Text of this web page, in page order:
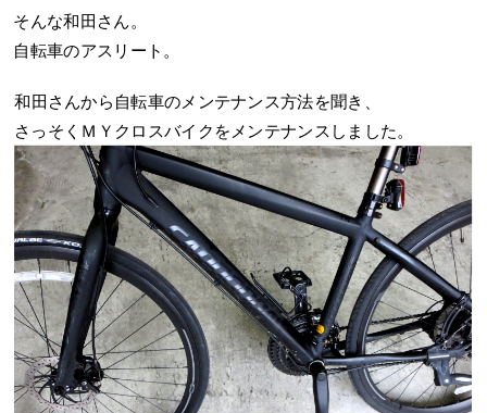
そんな和田さん。
自転車のアスリート。
和田さんから自転車のメンテナンス方法を聞き、
さっそくＭＹクロスバイクをメンテナンスしました。